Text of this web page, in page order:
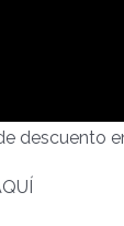
descuento